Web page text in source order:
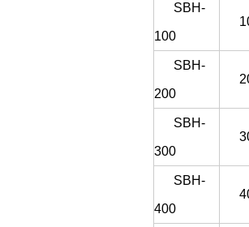
SBH-
100
SBH-
200
SBH-
300
SBH-
400